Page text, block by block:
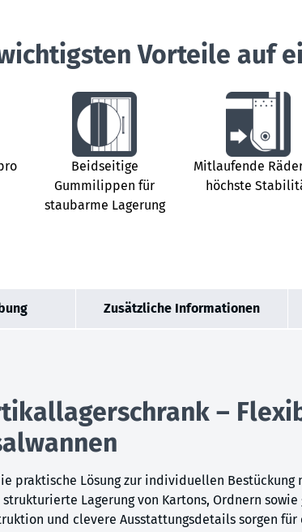
Vorteile auf
Beidseitige
Gummilippen für
staubarme Lagerung
Mitlaufende
höchste
Zusätzliche Informationen
–
praktische Lösung zur individuellen
Lagerung von Kartons, Ordnern
und clevere Ausstattungsdetails sorgen